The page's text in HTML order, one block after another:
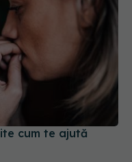
cum te ajută